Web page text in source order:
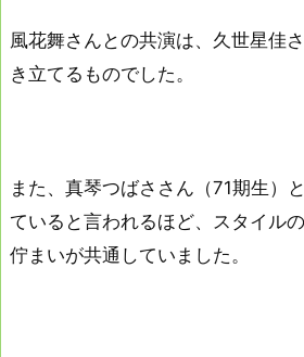
風花舞さんとの共演は、久世星佳
き立てるものでした。
また、真琴つばささん（71期生）
ていると言われるほど、スタイル
佇まいが共通していました。